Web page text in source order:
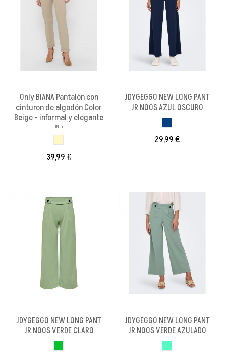
Only BIANA Pantalón con
cinturon de algodón Color
Beige - informal y elegante
ONLY
39,99 €
JDYGEGGO NEW LONG PANT
JR NOOS AZUL OSCURO
29,99 €
JDYGEGGO NEW LONG PANT
JR NOOS VERDE CLARO
JDYGEGGO NEW LONG PANT
JR NOOS VERDE AZULADO